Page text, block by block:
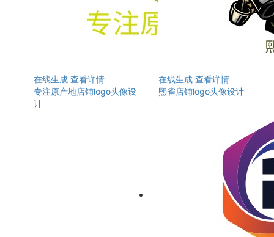
在线生成 查看详情
专注原产地店铺logo头像设
计
在线生成 查看详情
熙雀店铺logo头像设计